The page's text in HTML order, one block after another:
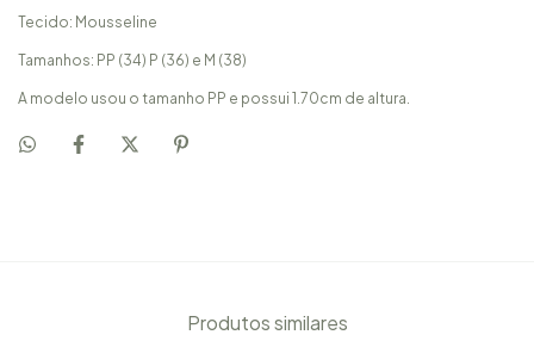
Tecido: Mousseline
Tamanhos: PP (34) P (36) e M (38)
A modelo usou o tamanho PP e possui 1.70cm de altura.
Produtos similares